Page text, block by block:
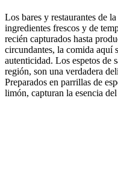
Los bares y restaurantes de
ingredientes frescos y de
recién capturados hasta
circundantes, la comida aquí
autenticidad. Los espetos de
región, son una verdadera
Preparados en parrillas de
limón, capturan la esencia del